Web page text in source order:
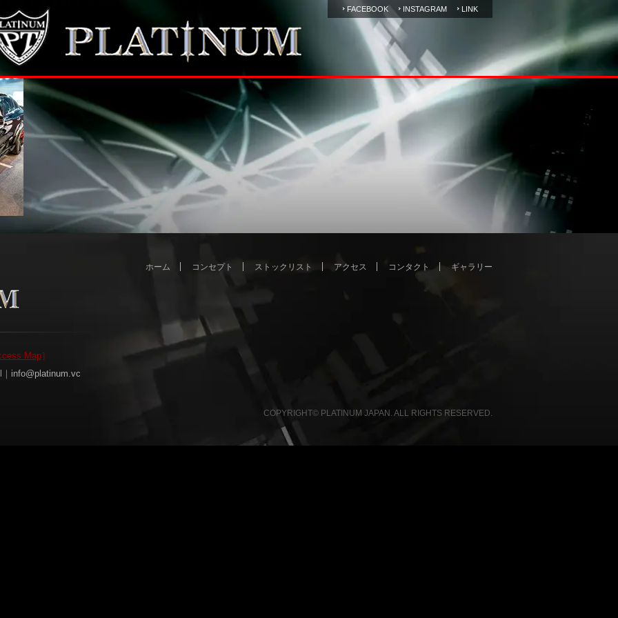
FACEBOOK INSTAGRAM LINK
Map］
info@platinum.vc
ホーム コンセプト ストックリスト アクセス コンタクト ギャラリー
COPYRIGHT© PLATINUM JAPAN. ALL RIGHTS RESERVED.